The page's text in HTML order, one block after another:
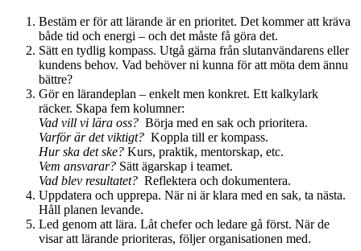
Bestäm er för att lärande är en prioritet. Det kommer att kräva
både tid och energi – och det måste få göra det.
Sätt en tydlig kompass. Utgå gärna från slutanvändarens eller
kundens behov. Vad behöver ni kunna för att möta dem ännu
bättre?
Gör en lärandeplan – enkelt men konkret. Ett kalkylark
räcker. Skapa fem kolumner:
Vad vill vi lära oss? Börja med en sak och prioritera.
Varför är det viktigt? Koppla till er kompass.
Hur ska det ske? Kurs, praktik, mentorskap, etc.
Vem ansvarar? Sätt ägarskap i teamet.
Vad blev resultatet? Reflektera och dokumentera.
Uppdatera och upprepa. När ni är klara med en sak, ta nästa.
Håll planen levande.
Led genom att lära. Låt chefer och ledare gå först. När de
visar att lärande prioriteras, följer organisationen med.